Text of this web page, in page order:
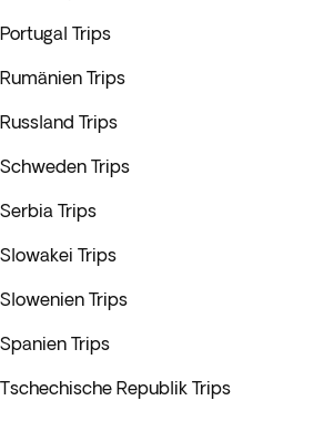
Portugal Trips
Rumänien Trips
Russland Trips
Schweden Trips
Serbia Trips
Slowakei Trips
Slowenien Trips
Spanien Trips
Tschechische Republik Trips